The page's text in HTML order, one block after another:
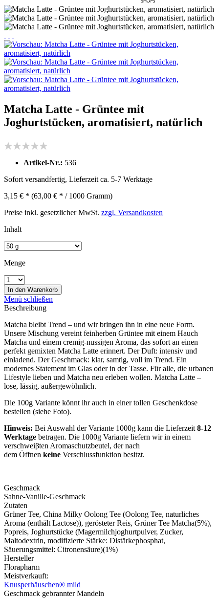
Matcha Latte - Grüntee mit
Joghurtstücken, aromatisiert, natürlich
Artikel-Nr.: 536
Sofort versandfertig, Lieferzeit ca. 5-7 Werktage
3,15 € * (63,00 € * / 1000 Gramm)
Preise inkl. gesetzlicher MwSt. zzgl. Versandkosten
Inhalt
Menge
In den Warenkorb
Menü schließen
Beschreibung
Matcha bleibt Trend – und wir bringen ihn in eine neue Form.
Unsere Mischung vereint feinherben Grüntee mit einem Hauch
Matcha und einem cremig-nussigen Aroma, das ­sofort an einen
perfekt gemixten Matcha ­Latte erinnert. Der Duft: intensiv und
einladend. Der Geschmack: klar, samtig, voll im Trend. Ein
modernes Statement im Glas oder in der Tasse. Für alle, die urbanen
Lifestyle ­lieben und Matcha neu erleben wollen. ­Matcha Latte –
lose, lässig, außergewöhnlich.
Die 100g Variante könnt ihr auch in einer tollen Geschenkdose
bestellen (siehe Foto).
Hinweis: Bei Auswahl der Variante 1000g kann die Lieferzeit 8-12
Werktage betragen. Die 1000g Variante liefern wir in einem
verschweiβten Aromaschutzbeutel, der nach
dem Öffnen keine Verschlussfunktion besitzt.
Geschmack
Sahne-Vanille-Geschmack
Zutaten
Grüner Tee, China Milky Oolong Tee (Oolong Tee, naturliches
Aroma (enthält Lactose)), gerösteter Reis, Grüner Tee Matcha(5%),
Popreis, Joghurtstücke (Magermilchjoghurtpulver, Zucker,
Maltodextrin, modifizierte Stärke: Distärkephosphat,
Säuerungsmittel: Citronensäure)(1%)
Hersteller
Florapharm
Meistverkauft:
Knusperhäuschen® mild
Geschmack gebrannter Mandeln